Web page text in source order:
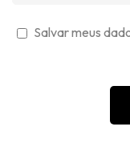
Salvar meus